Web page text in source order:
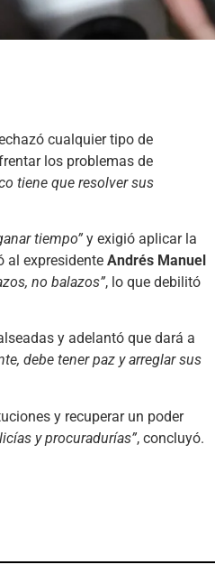
cualquier tipo de
los problemas de
tiene que resolver sus
tiempo” y exigió aplicar la
al expresidente Andrés Manuel
no balazos”, lo que debilitó
y adelantó que dará a
debe tener paz y arreglar sus
y recuperar un poder
y procuradurías”, concluyó.